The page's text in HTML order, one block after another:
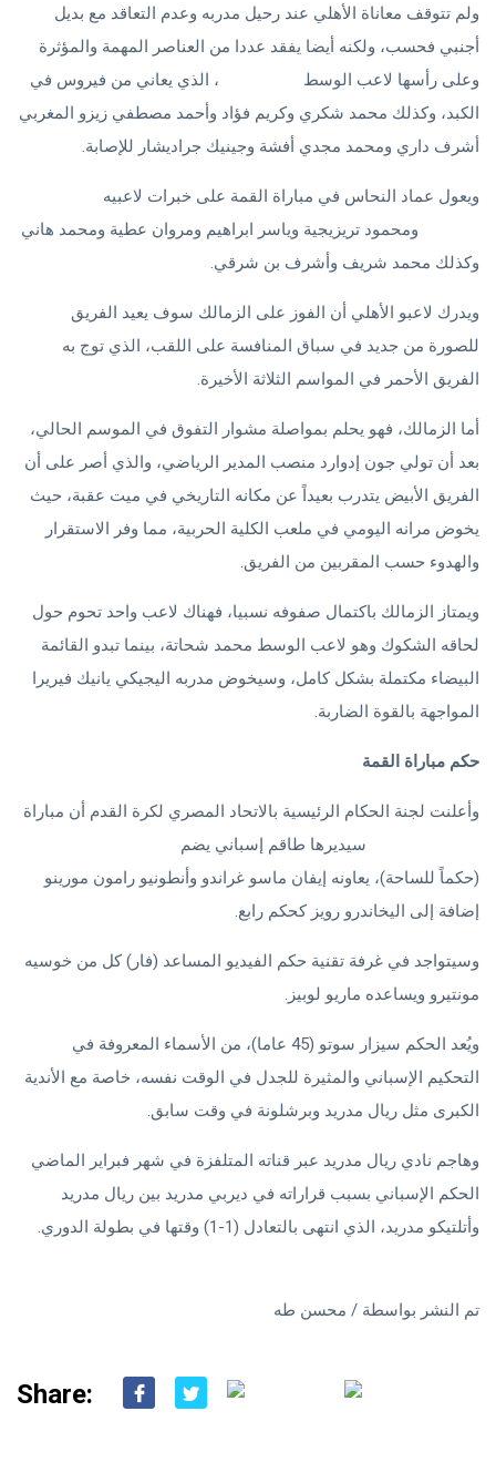
ولم تتوقف معاناة الأهلي عند رحيل مدربه وعدم التعاقد مع بديل
أجنبي فحسب، ولكنه أيضا يفقد عددا من العناصر المهمة والمؤثرة
وعلى رأسها لاعب الوسط
، الذي يعاني من فيروس في
الكبد، وكذلك محمد شكري وكريم فؤاد وأحمد مصطفي زيزو المغربي
أشرف داري ومحمد مجدي أفشة وجينيك جراديشار للإصابة.
ويعول عماد النحاس في مباراة القمة على خبرات لاعبيه
ومحمود تريزيجية وياسر ابراهيم ومروان عطية ومحمد هاني
وكذلك محمد شريف وأشرف بن شرقي.
ويدرك لاعبو الأهلي أن الفوز على الزمالك سوف يعيد الفريق
للصورة من جديد في سباق المنافسة على اللقب، الذي توج به
الفريق الأحمر في المواسم الثلاثة الأخيرة.
أما الزمالك، فهو يحلم بمواصلة مشوار التفوق في الموسم الحالي،
بعد أن تولي جون إدوارد منصب المدير الرياضي، والذي أصر على أن
الفريق الأبيض يتدرب بعيداً عن مكانه التاريخي في ميت عقبة، حيث
يخوض مرانه اليومي في ملعب الكلية الحربية، مما وفر الاستقرار
والهدوء حسب المقربين من الفريق.
ويمتاز الزمالك باكتمال صفوفه نسبيا، فهناك لاعب واحد تحوم حول
لحاقه الشكوك وهو لاعب الوسط محمد شحاتة، بينما تبدو القائمة
البيضاء مكتملة بشكل كامل، وسيخوض مدربه اليجيكي يانيك فيريرا
المواجهة بالقوة الضاربة.
حكم مباراة القمة
وأعلنت لجنة الحكام الرئيسية بالاتحاد المصري لكرة القدم أن مباراة
سيديرها طاقم إسباني يضم
(حكماً للساحة)، يعاونه إيفان ماسو غراندو وأنطونيو رامون مورينو
إضافة إلى اليخاندرو رويز كحكم رابع.
وسيتواجد في غرفة تقنية حكم الفيديو المساعد (فار) كل من خوسيه
مونتيرو ويساعده ماريو لوبيز.
ويُعد الحكم سيزار سوتو (45 عاما)، من الأسماء المعروفة في
التحكيم الإسباني والمثيرة للجدل في الوقت نفسه، خاصة مع الأندية
الكبرى مثل ريال مدريد وبرشلونة في وقت سابق.
وهاجم نادي ريال مدريد عبر قناته المتلفزة في شهر فبراير الماضي
الحكم الإسباني بسبب قراراته في ديربي مدريد بين ريال مدريد
وأتلتيكو مدريد، الذي انتهى بالتعادل (1-1) وقتها في بطولة الدوري.
تم النشر بواسطة / محسن طه
Share: